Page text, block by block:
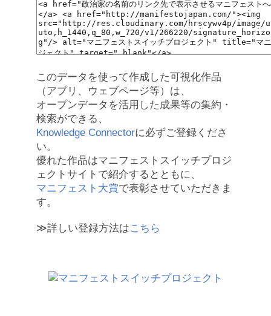
このデータを使って作成した可視化作品
（アプリ、ウェブページ等）は、
オープンデータを活用した成果等の集約・
検索ができる、
Knowledge Connectorに必ずご登録くださ
い。
優れた作品はマニフェストスイッチプロジ
ェクトサイトで紹介するとともに、
マニフェスト大賞で表彰させていただきま
す。
≫詳しい登録方法はこちら